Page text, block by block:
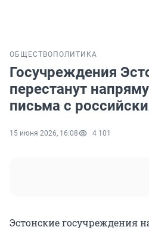
ОБЩЕСТВО ПОЛИТИКА
Госучреждения
перестанут
письма с
15 июня 2026, 16:08 4 101
Эстонские госучреждения